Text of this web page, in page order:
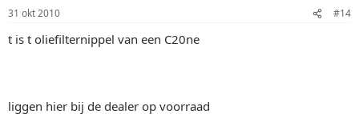
31 okt 2010 #14
t is t oliefilternippel van een C20ne
liggen hier bij de dealer op voorraad